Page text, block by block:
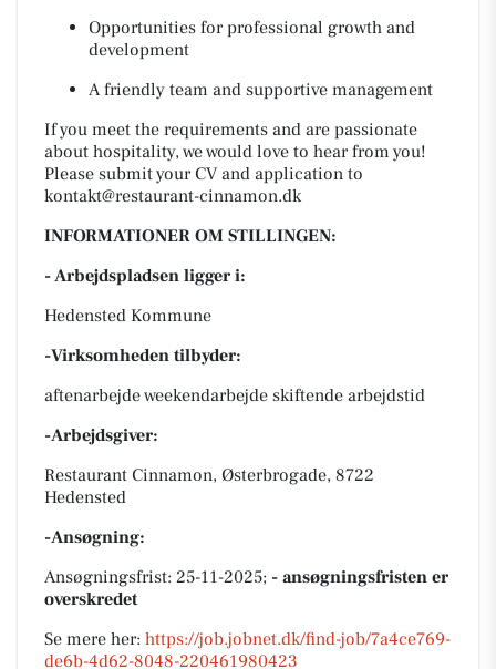
Opportunities for professional growth and
development
A friendly team and supportive management
If you meet the requirements and are passionate
about hospitality, we would love to hear from you!
Please submit your CV and application to
kontakt@restaurant-cinnamon.dk
INFORMATIONER OM STILLINGEN:
- Arbejdspladsen ligger i:
Hedensted Kommune
-Virksomheden tilbyder:
aftenarbejde weekendarbejde skiftende arbejdstid
-Arbejdsgiver:
Restaurant Cinnamon, Østerbrogade, 8722
Hedensted
-Ansøgning:
Ansøgningsfrist: 25-11-2025; - ansøgningsfristen er
overskredet
Se mere her: https://job.jobnet.dk/find-job/7a4ce769-
de6b-4d62-8048-220461980423